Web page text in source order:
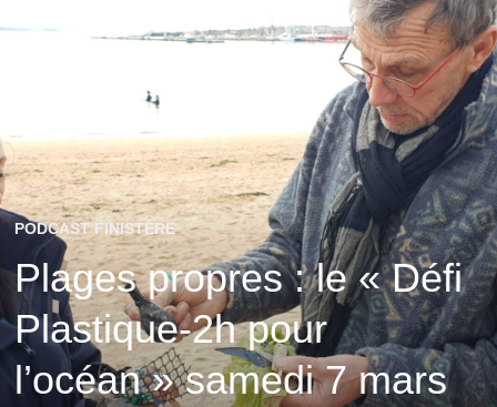
PODCAST FINISTÈRE
Plages propres : le « Défi
Plastique-2h pour
l’océan » samedi 7 mars